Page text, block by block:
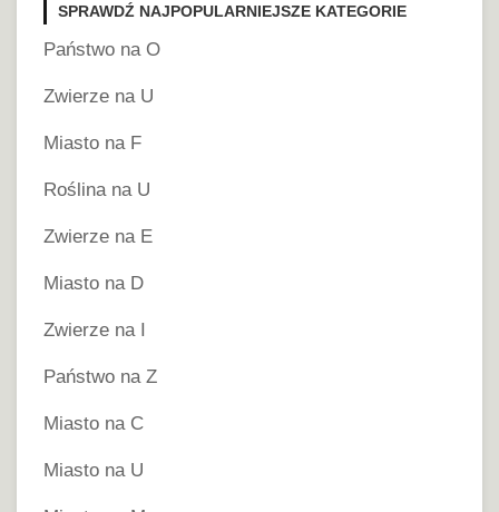
SPRAWDŹ NAJPOPULARNIEJSZE KATEGORIE
Państwo na O
Zwierze na U
Miasto na F
Roślina na U
Zwierze na E
Miasto na D
Zwierze na I
Państwo na Z
Miasto na C
Miasto na U